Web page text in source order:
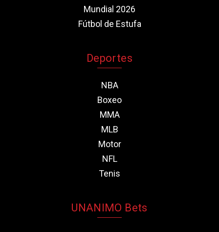
Mundial 2026
Fútbol de Estufa
Deportes
NBA
Boxeo
MMA
MLB
Motor
NFL
Tenis
UNANIMO Bets